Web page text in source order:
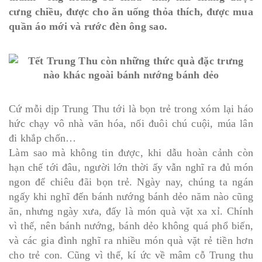
cưng chiều, được cho ăn uống thỏa thích, được mua
quần áo mới và rước đèn ông sao.
Cứ mỗi dịp Trung Thu tới là bọn trẻ trong xóm lại háo
hức chạy vô nhà văn hóa, nối đuôi chú cuội, múa lân
đi khắp chốn…
Làm sao mà không tin được, khi dẫu hoàn cảnh còn
hạn chế tới đâu, người lớn thời ấy vẫn nghĩ ra đủ món
ngon để chiêu đãi bọn trẻ. Ngày nay, chúng ta ngán
ngấy khi nghĩ đến bánh nướng bánh dẻo năm nào cũng
ăn, nhưng ngày xưa, đấy là món quà vặt xa xỉ. Chính
vì thế, nên bánh nướng, bánh dẻo không quá phổ biến,
và các gia đình nghĩ ra nhiều món quà vặt rẻ tiền hơn
cho trẻ con. Cũng vì thế, kí ức về mâm cỗ Trung thu